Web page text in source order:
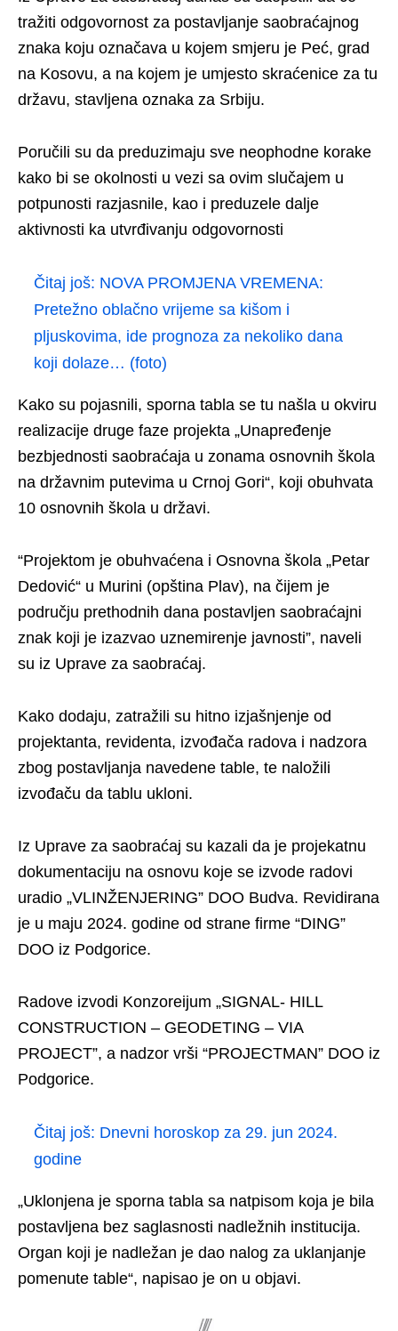
tražiti odgovornost za postavljanje saobraćajnog
znaka koju označava u kojem smjeru je Peć, grad
na Kosovu, a na kojem je umjesto skraćenice za tu
državu, stavljena oznaka za Srbiju.
Poručili su da preduzimaju sve neophodne korake
kako bi se okolnosti u vezi sa ovim slučajem u
potpunosti razjasnile, kao i preduzele dalje
aktivnosti ka utvrđivanju odgovornosti
Čitaj još: NOVA PROMJENA VREMENA:
Pretežno oblačno vrijeme sa kišom i
pljuskovima, ide prognoza za nekoliko dana
koji dolaze… (foto)
Kako su pojasnili, sporna tabla se tu našla u okviru
realizacije druge faze projekta „Unapređenje
bezbjednosti saobraćaja u zonama osnovnih škola
na državnim putevima u Crnoj Gori“, koji obuhvata
10 osnovnih škola u državi.
“Projektom je obuhvaćena i Osnovna škola „Petar
Dedović“ u Murini (opština Plav), na čijem je
području prethodnih dana postavljen saobraćajni
znak koji je izazvao uznemirenje javnosti”, naveli
su iz Uprave za saobraćaj.
Kako dodaju, zatražili su hitno izjašnjenje od
projektanta, revidenta, izvođača radova i nadzora
zbog postavljanja navedene table, te naložili
izvođaču da tablu ukloni.
Iz Uprave za saobraćaj su kazali da je projekatnu
dokumentaciju na osnovu koje se izvode radovi
uradio „VLINŽENJERING” DOO Budva. Revidirana
je u maju 2024. godine od strane firme “DING”
DOO iz Podgorice.
Radove izvodi Konzoreijum „SIGNAL- HILL
CONSTRUCTION – GEODETING – VIA
PROJECT”, a nadzor vrši “PROJECTMAN” DOO iz
Podgorice.
Čitaj još: Dnevni horoskop za 29. jun 2024.
godine
„Uklonjena je sporna tabla sa natpisom koja je bila
postavljena bez saglasnosti nadležnih institucija.
Organ koji je nadležan je dao nalog za uklanjanje
pomenute table“, napisao je on u objavi.